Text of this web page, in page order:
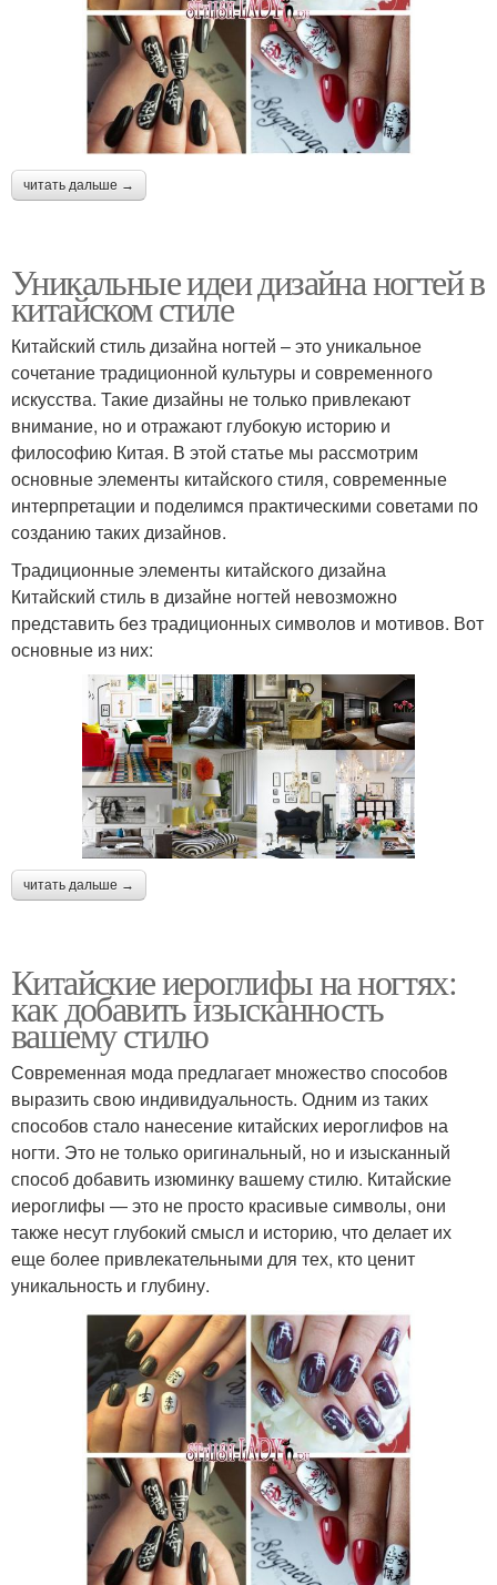
читать дальше →
Уникальные идеи дизайна ногтей в
китайском стиле
Китайский стиль дизайна ногтей – это уникальное
сочетание традиционной культуры и современного
искусства. Такие дизайны не только привлекают
внимание, но и отражают глубокую историю и
философию Китая. В этой статье мы рассмотрим
основные элементы китайского стиля, современные
интерпретации и поделимся практическими советами по
созданию таких дизайнов.
Традиционные элементы китайского дизайна
Китайский стиль в дизайне ногтей невозможно
представить без традиционных символов и мотивов. Вот
основные из них:
читать дальше →
Китайские иероглифы на ногтях:
как добавить изысканность
вашему стилю
Современная мода предлагает множество способов
выразить свою индивидуальность. Одним из таких
способов стало нанесение китайских иероглифов на
ногти. Это не только оригинальный, но и изысканный
способ добавить изюминку вашему стилю. Китайские
иероглифы — это не просто красивые символы, они
также несут глубокий смысл и историю, что делает их
еще более привлекательными для тех, кто ценит
уникальность и глубину.